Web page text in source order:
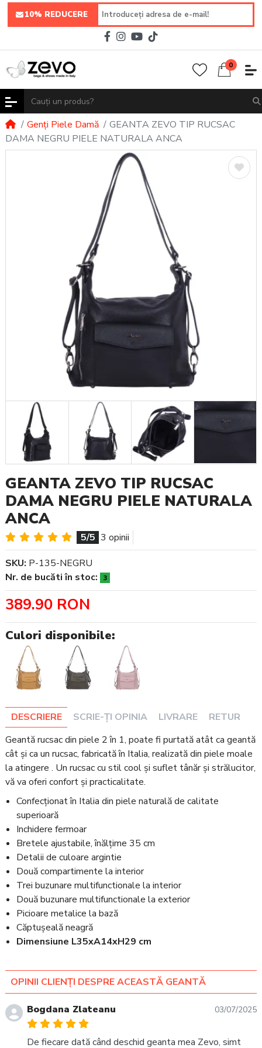
10% REDUCERE
0
Genți Piele Damă
GEANTA ZEVO TIP RUCSAC
DAMA NEGRU PIELE NATURALA ANCA
GEANTA ZEVO TIP RUCSAC
DAMA NEGRU PIELE NATURALA
ANCA
Culori disponibile:
5/5 3 opinii
DESCRIERE SCRIE-ȚI OPINIA LIVRARE
RETUR
Geantă rucsac din piele 2 în 1, poate fi purtată atât ca geantă
cât și ca un rucsac, fabricată în Italia, realizată din piele moale
la atingere . Un rucsac cu stil cool și suflet tânăr și strălucitor,
vă va oferi confort și practicalitate.
Confecționat în Italia din piele naturală de calitate
superioară
Inchidere fermoar
Bretele ajustabile, înălțime 35 cm
Detalii de culoare argintie
Două compartimente la interior
Trei buzunare multifunctionale la interior
Două buzunare multifunctionale la exterior
Picioare metalice la bază
Căptușeală neagră
Dimensiune L35xA14xH29 cm
SKU: P-135-NEGRU
Nr. de bucăti în stoc:
3
389.90 RON
OPINII CLIENȚI DESPRE ACEASTĂ GEANTĂ
Bogdana Zlateanu 03/07/2025
De fiecare dată când deschid geanta mea Zevo, simt